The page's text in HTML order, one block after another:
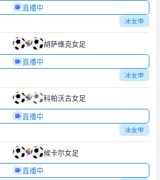
直播中
冰女甲
胡萨维克女足
直播中
冰女甲
科帕沃古女足
直播中
冰女甲
候卡尔女足
直播中